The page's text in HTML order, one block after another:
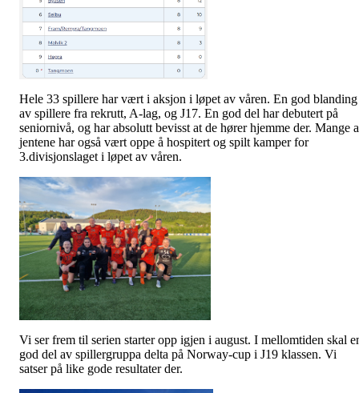
Hele 33 spillere har vært i aksjon i løpet av våren. En god blanding
av spillere fra rekrutt, A-lag, og J17. En god del har debutert på
seniornivå, og har absolutt bevisst at de hører hjemme der. Mange
jentene har også vært oppe å hospitert og spilt kamper for
3.divisjonslaget i løpet av våren.
Vi ser frem til serien starter opp igjen i august. I mellomtiden skal
god del av spillergruppa delta på Norway-cup i J19 klassen. Vi
satser på like gode resultater der.